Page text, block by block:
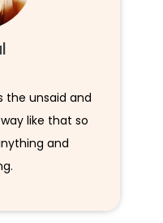
the unsaid and
like that so
and